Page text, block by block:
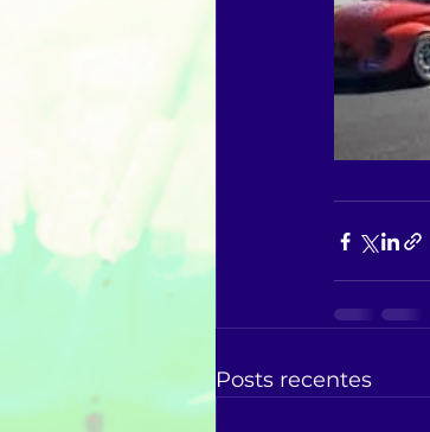
Posts recentes